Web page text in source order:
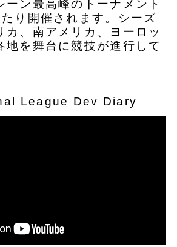
ーン最高峰のトーナメント
り開催されます。シーズ
カ、南アメリカ、ヨーロッ
地を舞台に競技が進行して
League Dev Diary